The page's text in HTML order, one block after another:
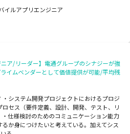
イルアプリエンジニア
ニア/リーダー】電通グループのシナジーが強
イムベンダーとして価値提供が可能/平均残
システム開発プロジェクトにおけるプロジ
セス（要件定義、設計、開発、テスト、リ
仕様検討のためのコミュニケーション能力
か身につけたいと考えている。加えてシス